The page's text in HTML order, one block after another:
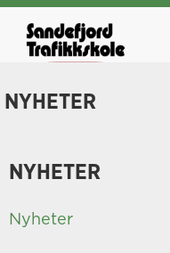
NYHETER
NYHETER
Nyheter